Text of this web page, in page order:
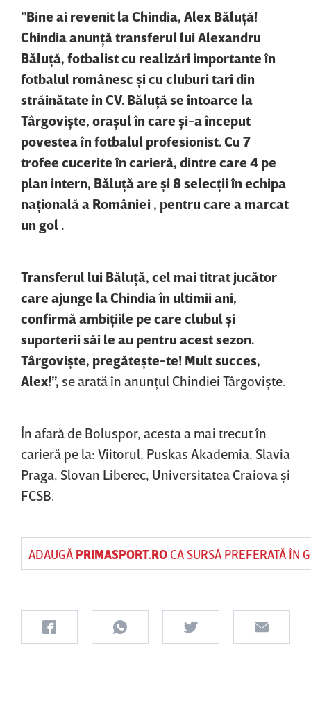
”Bine ai revenit la Chindia, Alex Băluţă!
Chindia anunţă transferul lui Alexandru
Băluţă, fotbalist cu realizări importante în
fotbalul românesc şi cu cluburi tari din
străinătate în CV. Băluţă se întoarce la
Târgovişte, oraşul în care şi-a început
povestea în fotbalul profesionist. Cu 7
trofee cucerite în carieră, dintre care 4 pe
plan intern, Băluţă are şi 8 selecţii în echipa
naţională a României , pentru care a marcat
un gol .
Transferul lui Băluţă, cel mai titrat jucător
care ajunge la Chindia în ultimii ani,
confirmă ambiţiile pe care clubul şi
suporterii săi le au pentru acest sezon.
Târgovişte, pregăteşte-te! Mult succes,
Alex!”, se arată în anunţul Chindiei Târgovişte.
În afară de Boluspor, acesta a mai trecut în
carieră pe la: Viitorul, Puskas Akademia, Slavia
Praga, Slovan Liberec, Universitatea Craiova şi
FCSB.
ADAUGĂ PRIMASPORT.ROCA SURSĂ PREFERATĂ ÎN